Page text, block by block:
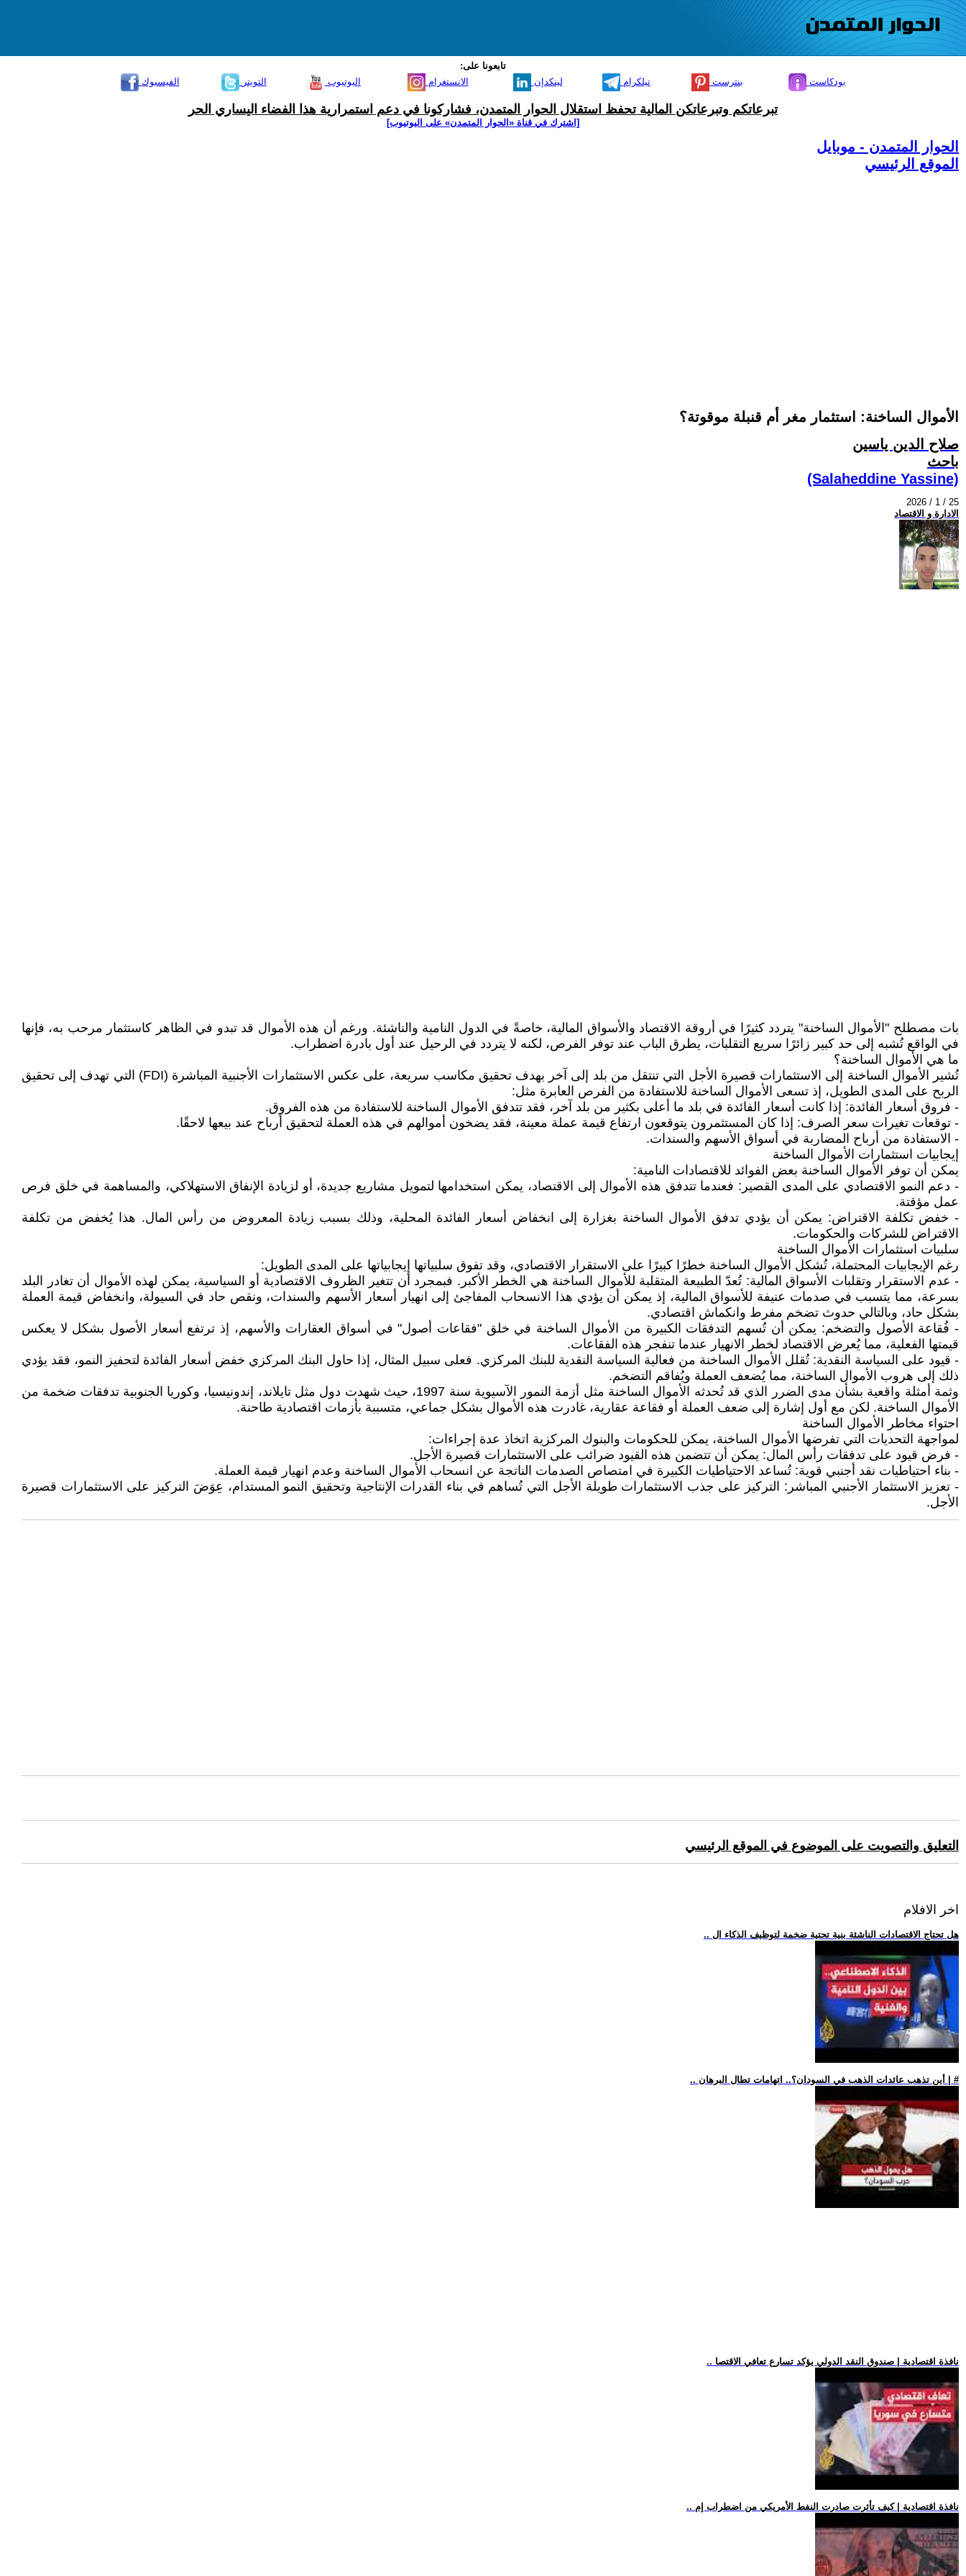
تابعونا على:
الفيسبوك
التويتر اليوتيوب الانستغرام لينكدإن تيلكرام بنترست بودكاست
تبرعاتكم وتبرعاتكن المالية تحفظ استقلال الحوار المتمدن، فشاركونا في دعم استمرارية هذا الفضاء اليساري الحر
[اشترك في قناة ‫«الحوار المتمدن» على اليوتيوب]
الحوار المتمدن - موبايل
الموقع الرئيسي
الأموال الساخنة: استثمار مغر أم قنبلة موقوتة؟
صلاح الدين ياسين
باحث
(Salaheddine Yassine)
2026 / 1 / 25
الادارة و الاقتصاد
بات مصطلح "الأموال الساخنة" يتردد كثيرًا في أروقة الاقتصاد والأسواق المالية، خاصةً في الدول النامية والناشئة. ورغم أن هذه الأموال قد تبدو في الظاهر كاستثمار مرحب به، فإنها
في الواقع تُشبه إلى حد كبير زائرًا سريع التقلبات، يطرق الباب عند توفر الفرص، لكنه لا يتردد في الرحيل عند أول بادرة اضطراب.
ما هي الأموال الساخنة؟
تُشير الأموال الساخنة إلى الاستثمارات قصيرة الأجل التي تنتقل من بلد إلى آخر بهدف تحقيق مكاسب سريعة، على عكس الاستثمارات الأجنبية المباشرة (FDI) التي تهدف إلى تحقيق
الربح على المدى الطويل، إذ تسعى الأموال الساخنة للاستفادة من الفرص العابرة مثل:
- فروق أسعار الفائدة: إذا كانت أسعار الفائدة في بلد ما أعلى بكثير من بلد آخر، فقد تتدفق الأموال الساخنة للاستفادة من هذه الفروق.
- توقعات تغيرات سعر الصرف: إذا كان المستثمرون يتوقعون ارتفاع قيمة عملة معينة، فقد يضخون أموالهم في هذه العملة لتحقيق أرباح عند بيعها لاحقًا.
- الاستفادة من أرباح المضاربة في أسواق الأسهم والسندات.
إيجابيات استثمارات الأموال الساخنة
يمكن أن توفر الأموال الساخنة بعض الفوائد للاقتصادات النامية:
- دعم النمو الاقتصادي على المدى القصير: فعندما تتدفق هذه الأموال إلى الاقتصاد، يمكن استخدامها لتمويل مشاريع جديدة، أو لزيادة الإنفاق الاستهلاكي، والمساهمة في خلق فرص
عمل مؤقتة.
- خفض تكلفة الاقتراض: يمكن أن يؤدي تدفق الأموال الساخنة بغزارة إلى انخفاض أسعار الفائدة المحلية، وذلك بسبب زيادة المعروض من رأس المال. هذا يُخفض من تكلفة
الاقتراض للشركات والحكومات.
سلبيات استثمارات الأموال الساخنة
رغم الإيجابيات المحتملة، تُشكل الأموال الساخنة خطرًا كبيرًا على الاستقرار الاقتصادي، وقد تفوق سلبياتها إيجابياتها على المدى الطويل:
- عدم الاستقرار وتقلبات الأسواق المالية: تُعدّ الطبيعة المتقلبة للأموال الساخنة هي الخطر الأكبر. فبمجرد أن تتغير الظروف الاقتصادية أو السياسية، يمكن لهذه الأموال أن تغادر البلد
بسرعة، مما يتسبب في صدمات عنيفة للأسواق المالية، إذ يمكن أن يؤدي هذا الانسحاب المفاجئ إلى انهيار أسعار الأسهم والسندات، ونقص حاد في السيولة، وانخفاض قيمة العملة
بشكل حاد، وبالتالي حدوث تضخم مفرط وانكماش اقتصادي.
- فُقاعة الأصول والتضخم: يمكن أن تُسهم التدفقات الكبيرة من الأموال الساخنة في خلق "فقاعات أصول" في أسواق العقارات والأسهم، إذ ترتفع أسعار الأصول بشكل لا يعكس
قيمتها الفعلية، مما يُعرض الاقتصاد لخطر الانهيار عندما تنفجر هذه الفقاعات.
- قيود على السياسة النقدية: تُقلل الأموال الساخنة من فعالية السياسة النقدية للبنك المركزي. فعلى سبيل المثال، إذا حاول البنك المركزي خفض أسعار الفائدة لتحفيز النمو، فقد يؤدي
ذلك إلى هروب الأموال الساخنة، مما يُضعف العملة ويُفاقم التضخم.
وثمة أمثلة واقعية بشأن مدى الضرر الذي قد تُحدثه الأموال الساخنة مثل أزمة النمور الآسيوية سنة 1997، حيث شهدت دول مثل تايلاند، إندونيسيا، وكوريا الجنوبية تدفقات ضخمة من
الأموال الساخنة. لكن مع أول إشارة إلى ضعف العملة أو فقاعة عقارية، غادرت هذه الأموال بشكل جماعي، متسببة بأزمات اقتصادية طاحنة.
احتواء مخاطر الأموال الساخنة
لمواجهة التحديات التي تفرضها الأموال الساخنة، يمكن للحكومات والبنوك المركزية اتخاذ عدة إجراءات:
- فرض قيود على تدفقات رأس المال: يمكن أن تتضمن هذه القيود ضرائب على الاستثمارات قصيرة الأجل.
- بناء احتياطيات نقد أجنبي قوية: تُساعد الاحتياطيات الكبيرة في امتصاص الصدمات الناتجة عن انسحاب الأموال الساخنة وعدم انهيار قيمة العملة.
- تعزيز الاستثمار الأجنبي المباشر: التركيز على جذب الاستثمارات طويلة الأجل التي تُساهم في بناء القدرات الإنتاجية وتحقيق النمو المستدام، عِوَضَ التركيز على الاستثمارات قصيرة
الأجل.
التعليق والتصويت على الموضوع في الموقع الرئيسي
اخر الافلام
.. هل تحتاج الاقتصادات الناشئة بنية تحتية ضخمة لتوظيف الذكاء ال
.. أين تذهب عائدات الذهب في السودان؟.. اتهامات تطال البرهان | #
.. نافذة اقتصادية | صندوق النقد الدولي يؤكد تسارع تعافي الاقتصا
.. نافذة اقتصادية | كيف تأثرت صادرت النفط الأمريكي من اضطراب إم